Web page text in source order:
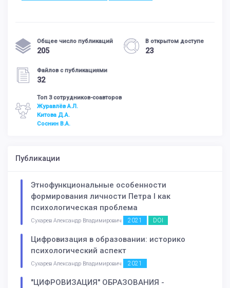
Общее число публикаций
205
В открытом доступе
23
Файлов с публикациями
32
Топ 3 сотрудников-соавторов
Журавлёв А.Л.
Китова Д.А.
Соснин В.А.
Публикации
Этнофункциональные особенности
формирования личности Петра I как
психологическая проблема
Сухарев Александр Владимирович 2021 DOI
Цифровизация в образовании: историко
психологический аспект
Сухарев Александр Владимирович 2021
"ЦИФРОВИЗАЦИЯ" ОБРАЗОВАНИЯ -